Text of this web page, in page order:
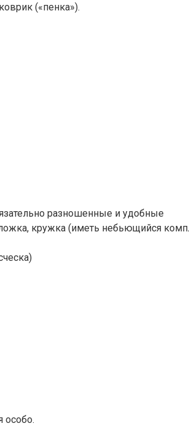
(«пенка»).
разношенные и удобные
кружка (иметь небьющийся
особо.